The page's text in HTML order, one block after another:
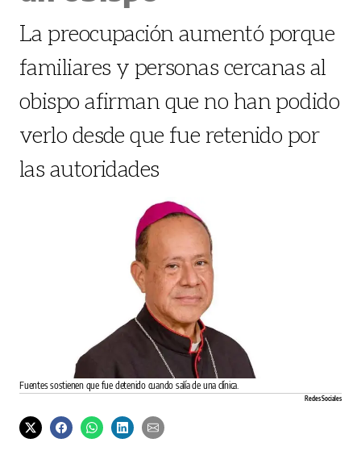
La preocupación aumentó porque
familiares y personas cercanas al
obispo afirman que no han podido
verlo desde que fue retenido por
las autoridades
Fuentes sostienen que fue detenido cuando salía de una clínica.
Redes Sociales